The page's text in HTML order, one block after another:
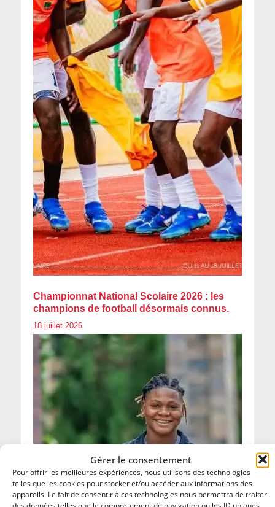
Gérer le consentement
Pour offrir les meilleures expériences, nous utilisons des technologies
telles que les cookies pour stocker et/ou accéder aux informations des
appareils. Le fait de consentir à ces technologies nous permettra de traiter
Championnat National Scolaire 2026 : les
champions de football désormais connus.
18 juillet 2026